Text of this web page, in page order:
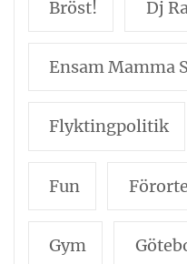
Bröst! Dj
Ensam Mamma
Flyktingpolitik
Fun
Gym